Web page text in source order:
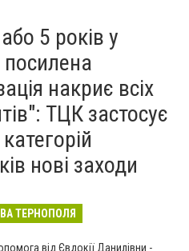
5 років у
накриє всіх
ТЦК застосує
нові заходи
ТЕРНОПОЛЯ
від Євдокії Данилівни -